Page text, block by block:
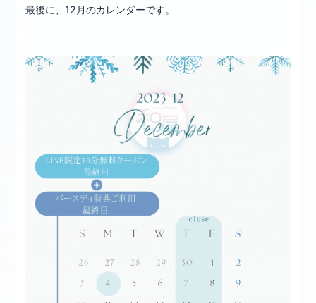
最後に、12月のカレンダーです。